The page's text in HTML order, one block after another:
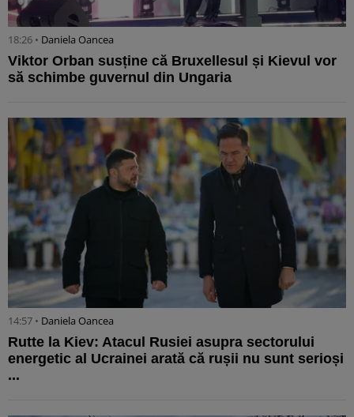
18:26 • Daniela Oancea
Viktor Orban susține că Bruxellesul și Kievul vor
să schimbe guvernul din Ungaria
14:57 • Daniela Oancea
Rutte la Kiev: Atacul Rusiei asupra sectorului
energetic al Ucrainei arată că rușii nu sunt serioși
...